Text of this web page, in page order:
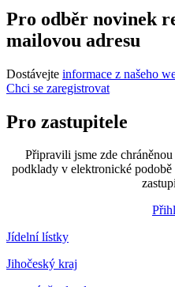
Pro odběr novinek
mailovou adresu
Dostávejte informace z našeho
Chci se zaregistrovat
Pro zastupitele
Připravili jsme zde
podklady v elektronické
Jídelní lístky
Jihočeský kraj